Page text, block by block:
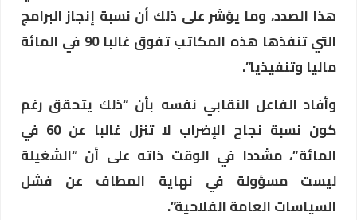
هذا الصدد، وما يؤشر على ذلك أن نسبة إنجاز البرامج
التي تنفذها هذه المكاتب تفوق غالبا 90 في المائة
ماليا وتنفيذيا”.
وأفاد الفاعل النقابي نفسه بأن “ذلك يتحقق رغم
كون نسبة نجاح الإضراب لا تنزل غالبا عن 60 في
المائة”، مشددا في الوقت ذاته على أن “الشغيلة
ليست مسؤولة في نهاية المطاف عن فشل
السياسات العامة الفلاحية”.